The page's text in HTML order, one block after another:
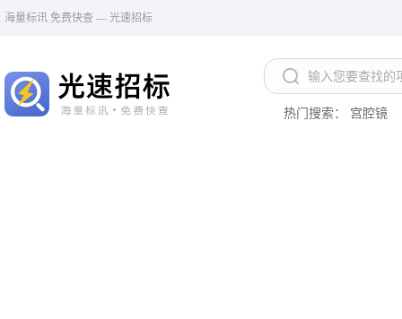
海量标讯 免费快查 — 光速招标
热门搜索： 宫腔镜